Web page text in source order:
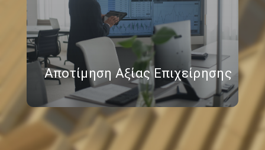
Αποτίμηση Αξίας Επιχείρησης